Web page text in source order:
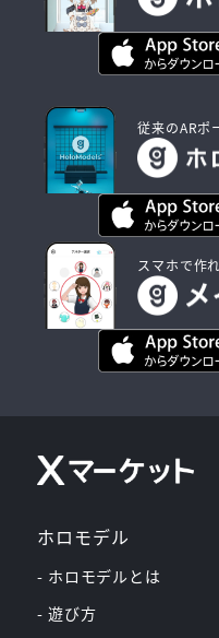
従来のARポ
スマホで作
ホロモデル
- ホロモデルとは
- 遊び方